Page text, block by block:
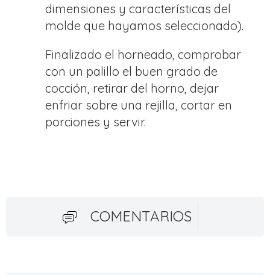
dimensiones y características del
molde que hayamos seleccionado).
Finalizado el horneado, comprobar
con un palillo el buen grado de
cocción, retirar del horno, dejar
enfriar sobre una rejilla, cortar en
porciones y servir.
COMENTARIOS